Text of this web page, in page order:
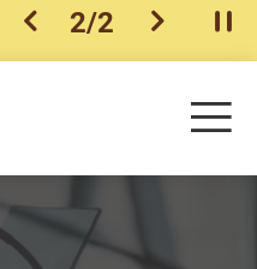
上一个
2/2 下一个开
目